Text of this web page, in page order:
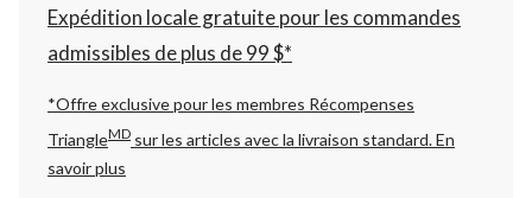
Expédition locale gratuite pour les commandes
admissibles de plus de 99 $*
*Offre exclusive pour les membres Récompenses
TriangleMD sur les articles avec la livraison standard.En
savoir plus